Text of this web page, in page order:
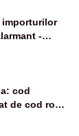
importurilor
-
cod
de cod roșu
spre 40°C